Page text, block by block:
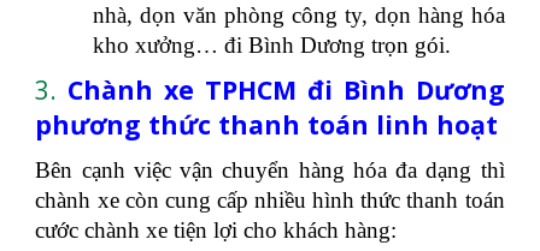
nhà, dọn văn phòng công ty, dọn hàng hóa
kho xưởng… đi Bình Dương trọn gói.
3. Chành xe TPHCM đi Bình Dương
phương thức thanh toán linh hoạt
Bên cạnh việc vận chuyển hàng hóa đa dạng thì
chành xe còn cung cấp nhiều hình thức thanh toán
cước chành xe tiện lợi cho khách hàng: